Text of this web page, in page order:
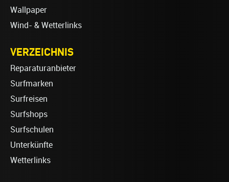
Wallpaper
Wind- & Wetterlinks
VERZEICHNIS
Reparaturanbieter
Surfmarken
Surfreisen
Surfshops
Surfschulen
Unterkünfte
Wetterlinks